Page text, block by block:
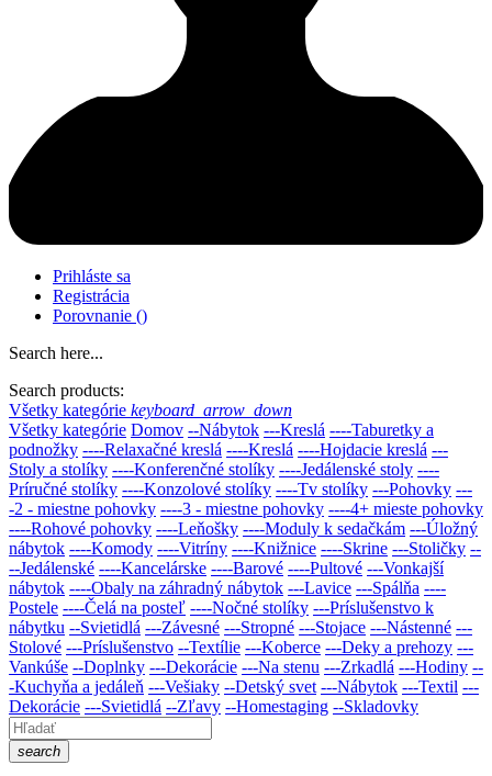
Prihláste sa
Registrácia
Porovnanie ()
Search here...
Search products:
Všetky kategórie keyboard_arrow_down
Všetky kategórie Domov --Nábytok ---Kreslá ----Taburetky a
podnožky ----Relaxačné kreslá ----Kreslá ----Hojdacie kreslá ---
Stoly a stolíky ----Konferenčné stolíky ----Jedálenské stoly ----
Príručné stolíky ----Konzolové stolíky ----Tv stolíky ---Pohovky ---
-2 - miestne pohovky ----3 - miestne pohovky ----4+ mieste pohovky
----Rohové pohovky ----Leňošky ----Moduly k sedačkám ---Úložný
nábytok ----Komody ----Vitríny ----Knižnice ----Skrine ---Stoličky --
--Jedálenské ----Kancelárske ----Barové ----Pultové ---Vonkajší
nábytok ----Obaly na záhradný nábytok ---Lavice ---Spálňa ----
Postele ----Čelá na posteľ ----Nočné stolíky ---Príslušenstvo k
nábytku --Svietidlá ---Závesné ---Stropné ---Stojace ---Nástenné ---
Stolové ---Príslušenstvo --Textílie ---Koberce ---Deky a prehozy ---
Vankúše --Doplnky ---Dekorácie ---Na stenu ---Zrkadlá ---Hodiny --
-Kuchyňa a jedáleň ---Vešiaky --Detský svet ---Nábytok ---Textil ---
Dekorácie ---Svietidlá --Zľavy --Homestaging --Skladovky
search